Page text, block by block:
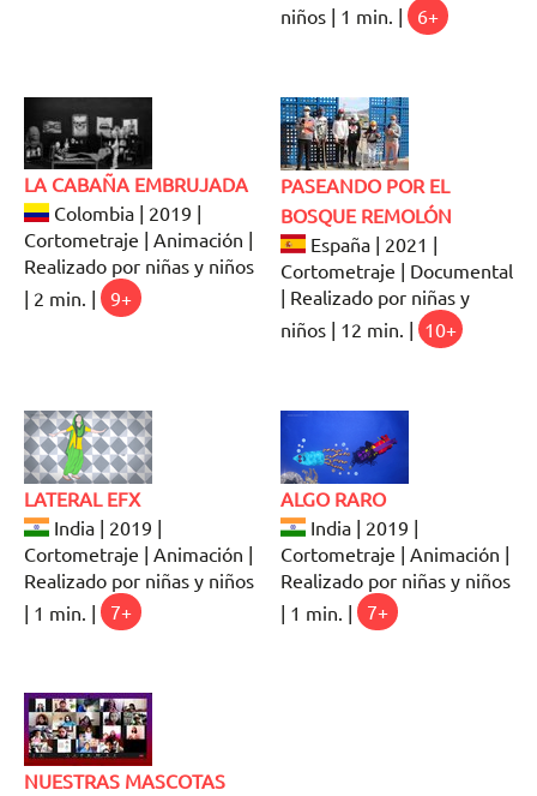
niños | 1 min. |
6+
LA CABAÑA EMBRUJADA
Colombia | 2019 |
Cortometraje | Animación |
Realizado por niñas y niños
| 2 min. |
9+
PASEANDO POR EL
BOSQUE REMOLÓN
España | 2021 |
Cortometraje | Documental
| Realizado por niñas y
niños | 12 min. | 10+
LATERAL EFX
India | 2019 |
Cortometraje | Animación |
Realizado por niñas y niños
| 1 min. |
7+
ALGO RARO
India | 2019 |
Cortometraje | Animación |
Realizado por niñas y niños
| 1 min. |
7+
NUESTRAS MASCOTAS